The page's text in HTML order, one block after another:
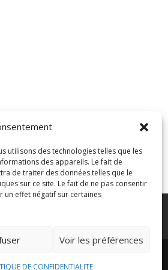
utilisons des technologies telles que les
des appareils. Le fait de
de traiter des données telles que le
sur ce site. Le fait de ne pas consentir
effet négatif sur certaines
Voir les préférences
DE CONFIDENTIALITE